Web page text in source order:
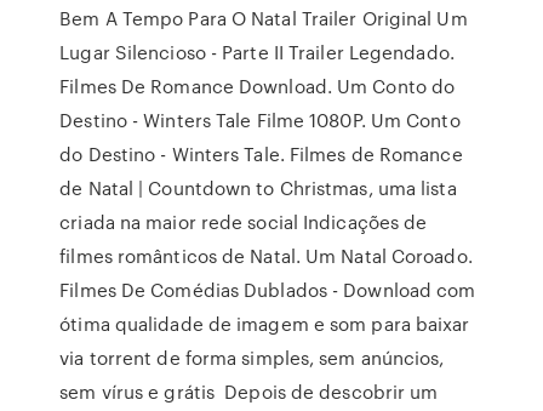
Bem A Tempo Para O Natal Trailer Original Um
Lugar Silencioso - Parte II Trailer Legendado.
Filmes De Romance Download. Um Conto do
Destino - Winters Tale Filme 1080P. Um Conto
do Destino - Winters Tale. Filmes de Romance
de Natal | Countdown to Christmas, uma lista
criada na maior rede social Indicações de
filmes românticos de Natal. Um Natal Coroado.
Filmes De Comédias Dublados - Download com
ótima qualidade de imagem e som para baixar
via torrent de forma simples, sem anúncios,
sem vírus e grátis Depois de descobrir um